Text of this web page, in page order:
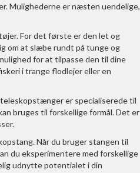
Mulighederne er næsten uendelige,
For det første er den let og
om at slæbe rundt på tunge og
for at tilpasse den til dine
i trange flodlejer eller en
er specialiserede til
bruges til forskellige formål. Det er
Når du bruger stangen til
du eksperimentere med forskellige
udnytte potentialet i din